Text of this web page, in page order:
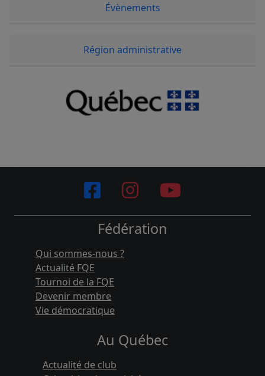
Évènements
Région administrative
Fédération
Qui sommes-nous ?
Actualité FQE
Tournoi de la FQE
Devenir membre
Vie démocratique
Au Québec
Actualité de club